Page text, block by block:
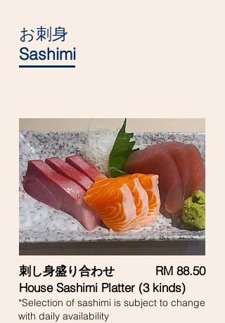
お刺身
Sashimi
刺し身盛り合わせ
RM 88.50
House Sashimi Platter (3 kinds)
*Selection of sashimi is subject to change
with daily availability